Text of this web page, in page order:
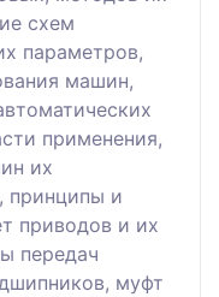
схем
параметров,
машин,
применения,
их
принципы и
приводов и их
передач
муфт